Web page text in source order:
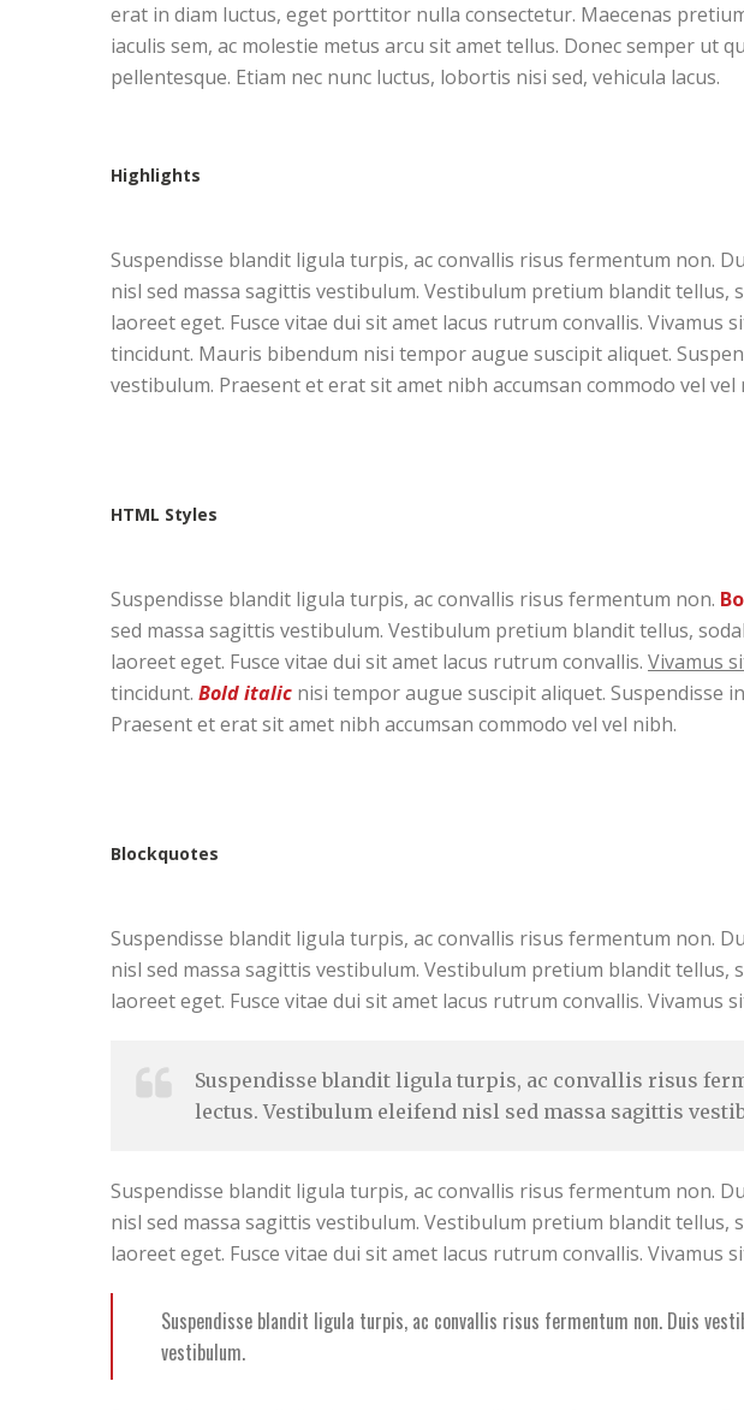
erat in diam luctus, eget porttitor nulla consectetur. Maecenas
iaculis sem, ac molestie metus arcu sit amet tellus. Donec semper ut
pellentesque. Etiam nec nunc luctus, lobortis nisi sed, vehicula lacus.
Highlights
Suspendisse blandit ligula turpis, ac convallis risus fermentum non.
nisl sed massa sagittis vestibulum. Vestibulum pretium blandit
laoreet eget. Fusce vitae dui sit amet lacus rutrum convallis.
tincidunt. Mauris bibendum nisi tempor augue suscipit aliquet.
vestibulum. Praesent et erat sit amet nibh accumsan commodo vel vel
HTML Styles
Suspendisse blandit ligula turpis, ac convallis risus fermentum non.
sed massa sagittis vestibulum. Vestibulum pretium blandit tellus,
laoreet eget. Fusce vitae dui sit amet lacus rutrum convallis. Vivamus
tincidunt. Bold italic nisi tempor augue suscipit aliquet. Suspendisse
Praesent et erat sit amet nibh accumsan commodo vel vel nibh.
Blockquotes
Suspendisse blandit ligula turpis, ac convallis risus fermentum non.
nisl sed massa sagittis vestibulum. Vestibulum pretium blandit
laoreet eget. Fusce vitae dui sit amet lacus rutrum convallis.
Suspendisse blandit ligula turpis, ac convallis risus
lectus. Vestibulum eleifend nisl sed massa sagittis
Suspendisse blandit ligula turpis, ac convallis risus fermentum non.
nisl sed massa sagittis vestibulum. Vestibulum pretium blandit
laoreet eget. Fusce vitae dui sit amet lacus rutrum convallis.
Suspendisse blandit ligula turpis, ac convallis risus fermentum non. Duis
vestibulum.